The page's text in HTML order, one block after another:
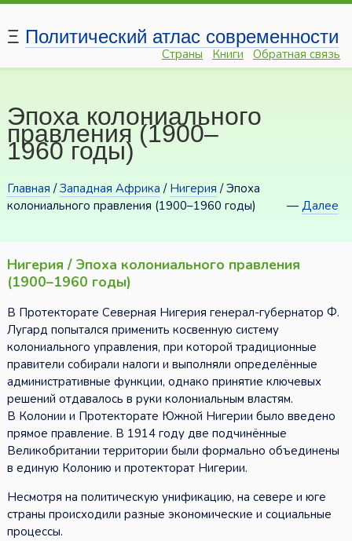
Ξ Политический атлас современности
Страны Книги Обратная связь
Эпоха колониального
правления (1900–
1960 годы)
Главная /Западная Африка / Нигерия / Эпоха
колониального правления (1900–1960 годы)
—Далее
Нигерия / Эпоха колониального правления
(1900–1960 годы)
В Протекторате Северная Нигерия генерал-губернатор Ф.
Лугард попытался применить косвенную систему
колониального управления, при которой традиционные
правители собирали налоги и выполняли определённые
административные функции, однако принятие ключевых
решений отдавалось в руки колониальным властям.
В Колонии и Протекторате Южной Нигерии было введено
прямое правление. В 1914 году две подчинённые
Великобритании территории были формально объединены
в единую Колонию и протекторат Нигерии.
Несмотря на политическую унификацию, на севере и юге
страны происходили разные экономические и социальные
процессы.